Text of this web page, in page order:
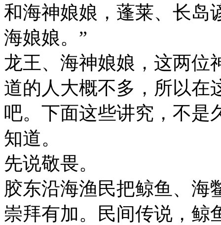
和海神娘娘，蓬莱、长岛
海娘娘。”
龙王、海神娘娘，这两位
道的人大概不多，所以在
吧。下面这些讲究，不是
知道。
先说敬畏。
胶东沿海渔民把鲸鱼、海
崇拜有加。民间传说，鲸